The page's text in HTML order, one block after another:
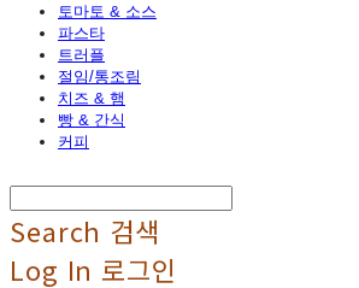
토마토 & 소스
파스타
트러플
절임/통조림
치즈 & 햄
빵 & 간식
커피
Search 검색
Log In 로그인